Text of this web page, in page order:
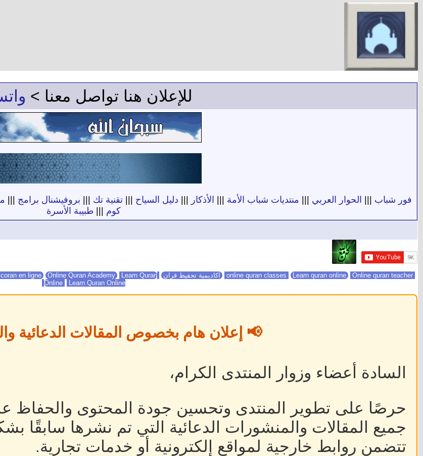
للإعلان هنا تواصل معنا >
فور شباب الحوار العربي منتديات شباب الأمة الأذكار دليل السياح |||تقنية تك بروفيشنال برامج
كوم
طبيبة الأسرة
Learn quran online Online quran teacher اكاديمية تحفيظ قران en ligne Online Quran Academy
Learn Quran
Online
Learn Quran Online
📢 إعلان هام بخصوص المقالات الدعائية
السادة أعضاء وزوار المنتدى الكرام،
حرصًا على تطوير المنتدى وتحسين جودة المحتوى والحفاظ
جميع المقالات والمنشورات الدعائية التي تم نشرها سابقًا
تتضمن روابط خارجية لمواقع إلكترونية أو خدمات تجارية.